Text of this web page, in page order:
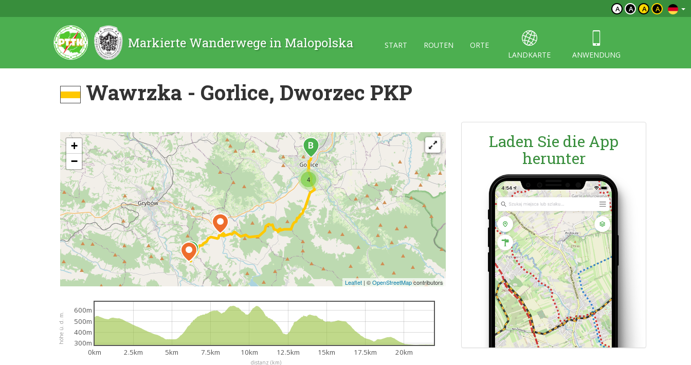
A A A A
Markierte Wanderwege in Malopolska START ROUTEN
ORTE
LANDKARTE
ANWENDUNG
Wawrzka - Gorlice, Dworzec PKP
4
+
−
Leaflet | ©OpenStreetMapcontributors
distanz (km)
höhe ü. d. m.
0km 2.5km 5km 7.5km 10km 12.5km 15km 17.5km 20km
300m
400m
500m
600m
Laden Sie die App
herunter